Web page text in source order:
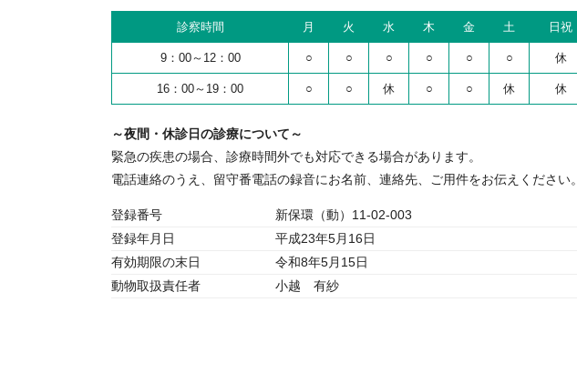
診察時間 月 火 水 木 金 土 日祝
9：00～12：00 ○ ○ ○ ○ ○ ○ 休
16：00～19：00 ○ ○ 休 ○ ○ 休 休
～夜間・休診日の診療について～
緊急の疾患の場合、診療時間外でも対応できる場合があります。
電話連絡のうえ、留守番電話の録音にお名前、連絡先、ご用件をお伝えください。
登録番号
新保環（動）11-02-003
登録年月日
平成23年5月16日
有効期限の末日
令和8年5月15日
動物取扱責任者
小越 有紗